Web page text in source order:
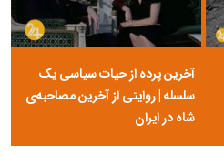
آخرین پرده از حیات سیاسی یک
سلسله | روایتی از آخرین مصاحبه‌ی
شاه در ایران